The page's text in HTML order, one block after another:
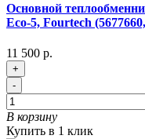
Основной
Eco-5, Fourtech
11 500 р.
+
-
В корзину
Купить в 1 клик